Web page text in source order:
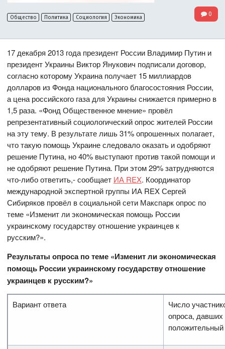
Общество Политика Социология Экономика 0
17 декабря 2013 года президент России Владимир Путин и
президент Украины Виктор Янукович подписали договор,
согласно которому Украина получает 15 миллиардов
долларов из Фонда национального благосостояния России,
а цена российского газа для Украины снижается примерно в
1,5 раза. «Фонд Общественное мнение» провёл
репрезентативный социологический опрос жителей России
на эту тему. В результате лишь 31% опрошенных полагает,
что такую помощь Украине следовало оказать и одобряют
решение Путина, но 40% выступают против такой помощи и
не одобряют решение Путина. При этом 29% затрудняются
что-либо ответить,- сообщает ИА REX. Координатор
международной экспертной группы ИА REX Сергей
Сибиряков провёл в социальной сети Макспарк опрос по
теме «Изменит ли экономическая помощь России
украинскому государству отношение украинцев к
русским?».
Результаты опроса по теме «Изменит ли экономическая
помощь России украинскому государству отношение
украинцев к русским?»
Вариант ответа
Число
опроса, давших
положительный